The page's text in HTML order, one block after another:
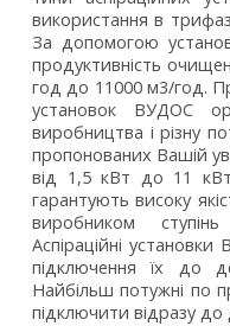
використання в
За допомогою
продуктивність
год до 11000 м3/год.
установок ВУДОС
виробництва і різну
пропонованих Вашій
від 1,5 кВт до 11
гарантують високу
виробником
Аспіраційні
підключення їх до
Найбільш потужні по
підключити відразу до